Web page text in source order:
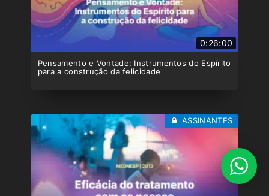
0:26:00
Pensamento e Vontade: Instrumentos do Espírito
para a construção da felicidade
ASSINANTES